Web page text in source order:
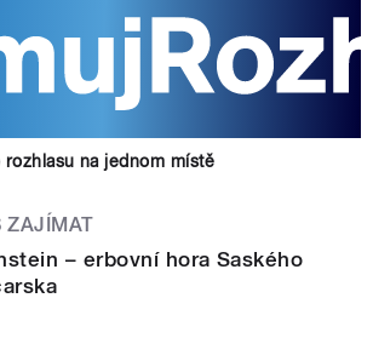
na jednom místě
ZAJÍMAT
– erbovní hora Saského